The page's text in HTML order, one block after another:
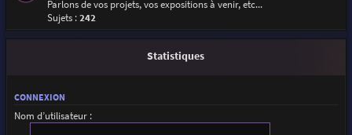
Parlons de vos projets, vos expositions à venir, etc...
Sujets :242
Statistiques
CONNEXION
Nom d’utilisateur :